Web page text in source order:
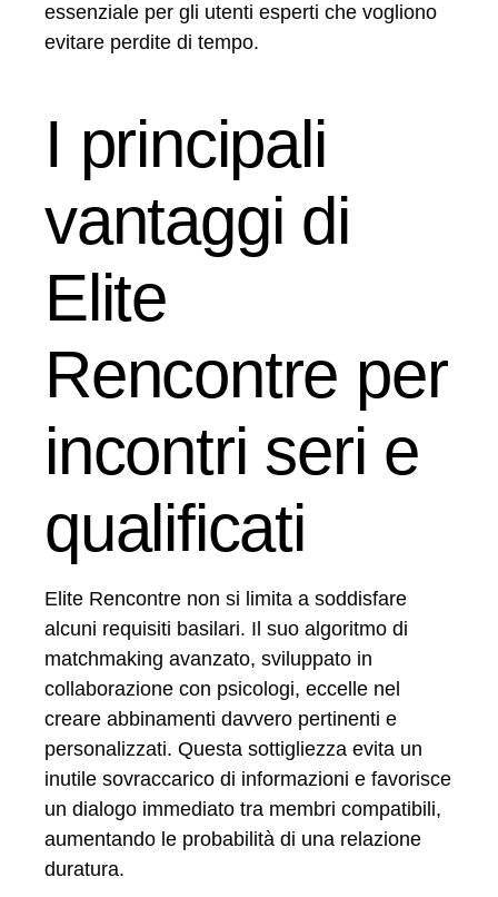
essenziale per gli utenti esperti che vogliono
evitare perdite di tempo.
I principali
vantaggi di
Elite
Rencontre per
incontri seri e
qualificati
Elite Rencontre non si limita a soddisfare
alcuni requisiti basilari. Il suo algoritmo di
matchmaking avanzato, sviluppato in
collaborazione con psicologi, eccelle nel
creare abbinamenti davvero pertinenti e
personalizzati. Questa sottigliezza evita un
inutile sovraccarico di informazioni e favorisce
un dialogo immediato tra membri compatibili,
aumentando le probabilità di una relazione
duratura.